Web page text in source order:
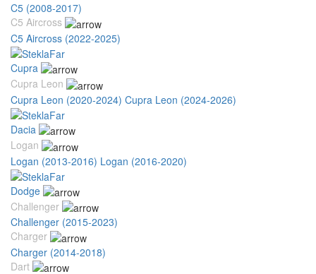
C5 (2008-2017)
C5 Aircross
C5 Aircross (2022-2025)
Cupra
Cupra Leon
Cupra Leon (2020-2024) Cupra Leon (2024-2026)
Dacia
Logan
Logan (2013-2016) Logan (2016-2020)
Dodge
Challenger
Challenger (2015-2023)
Charger
Charger (2014-2018)
Dart